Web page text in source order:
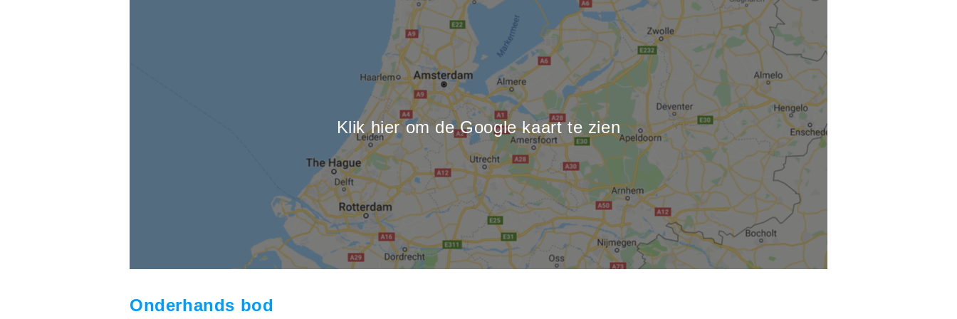
koper wordt verwacht dat hij zelf onderzoek instelt naar het
onderhavige registergoed, dan wel dat hij als hij dit onderzoek
achterwege laat of gelaten heeft, hij welbewust de daaraan
verbonden risico’s aanvaardt zonder enig voorbehoud of enige
aanspraak jegens de verkoper/bank of de notaris.
Klik hier om de Google kaart te zien
Onderhands bod